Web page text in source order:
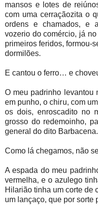
mansos e lotes de
com uma cerraçãozita o
ordens e chamados, e
vozerio do comércio, já
primeiros feridos, formou-
dormilões.
E cantou o ferro… e
O meu padrinho levantou
em punho, o chiru, com
os dois, enroscadito no
grosso do redemoinho,
general do dito Barbacena.
Como lá chegamos, não
A espada do meu
vermelha, e o azulego
Hilarião tinha um corte de
um lançaço, que por sorte